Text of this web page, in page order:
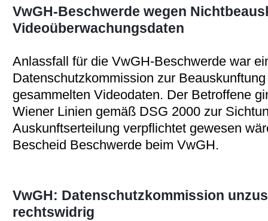
VwGH-Beschwerde wegen
Videoüberwachungsdaten
Anlassfall für die VwGH-Beschwerde war
Datenschutzkommission zur
gesammelten Videodaten. Der Betroffene
Wiener Linien gemäß DSG 2000 zur
Auskunftserteilung verpflichtet gewesen
Bescheid Beschwerde beim VwGH.
VwGH: Datenschutzkommission
rechtswidrig